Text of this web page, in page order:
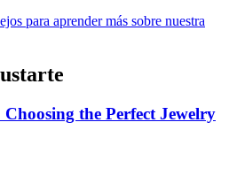
para aprender más sobre nuestra
the Perfect Jewelry